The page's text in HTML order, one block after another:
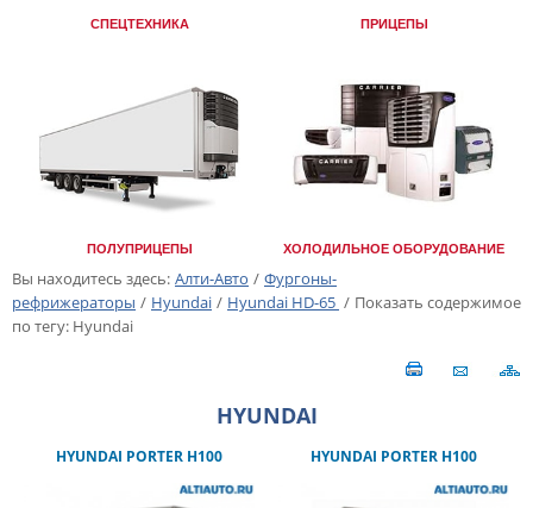
СПЕЦТЕХНИКА ПРИЦЕПЫ
ПОЛУПРИЦЕПЫ ХОЛОДИЛЬНОЕ ОБОРУДОВАНИЕ
Вы находитесь здесь: Алти-Авто / Фургоны-
рефрижераторы / Hyundai / Hyundai HD-65 / Показать содержимое
по тегу: Hyundai
HYUNDAI
HYUNDAI PORTER H100 HYUNDAI PORTER H100